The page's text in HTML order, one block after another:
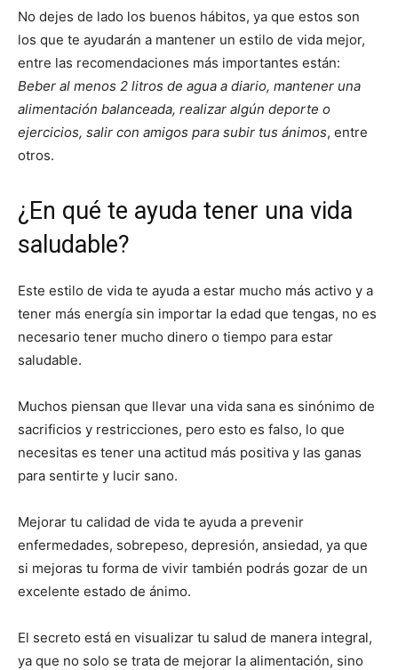
No dejes de lado los buenos hábitos, ya que estos son
los que te ayudarán a mantener un estilo de vida mejor,
entre las recomendaciones más importantes están:
Beber al menos 2 litros de agua a diario, mantener una
alimentación balanceada, realizar algún deporte o
ejercicios, salir con amigos para subir tus ánimos, entre
otros.
¿En qué te ayuda tener una vida
saludable?
Este estilo de vida te ayuda a estar mucho más activo y a
tener más energía sin importar la edad que tengas, no es
necesario tener mucho dinero o tiempo para estar
saludable.
Muchos piensan que llevar una vida sana es sinónimo de
sacrificios y restricciones, pero esto es falso, lo que
necesitas es tener una actitud más positiva y las ganas
para sentirte y lucir sano.
Mejorar tu calidad de vida te ayuda a prevenir
enfermedades, sobrepeso, depresión, ansiedad, ya que
si mejoras tu forma de vivir también podrás gozar de un
excelente estado de ánimo.
El secreto está en visualizar tu salud de manera integral,
ya que no solo se trata de mejorar la alimentación, sino